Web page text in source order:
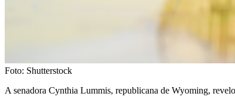
Foto: Shutterstock
A senadora Cynthia Lummis, republicana de Wyoming,